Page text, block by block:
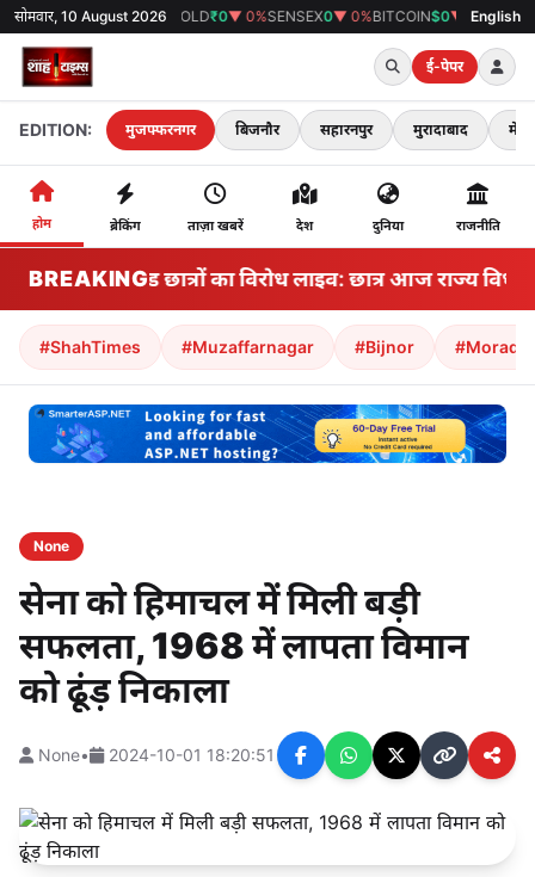
सोमवार, 10 August 2026
GOLD₹0▼ 0%SENSEX0▼ 0%BITCOIN$0▼ 0% 38°C मुजफ्फरनगर
English
ई-पेपर
EDITION: मुजफ्फरनगर बिजनौर सहारनपुर मुरादाबाद मेरठ
होम ब्रेकिंग ताज़ा खबरें देश दुनिया राजनीति
BREAKING
झारखंड छात्रों का विरोध लाइव: छात्र आज राज्य
#ShahTimes #Muzaffarnagar #Bijnor
None
सेना को हिमाचल में मिली बड़ी
सफलता, 1968 में लापता विमान
को ढूंड़ निकाला
None• 2024-10-01 18:20:51